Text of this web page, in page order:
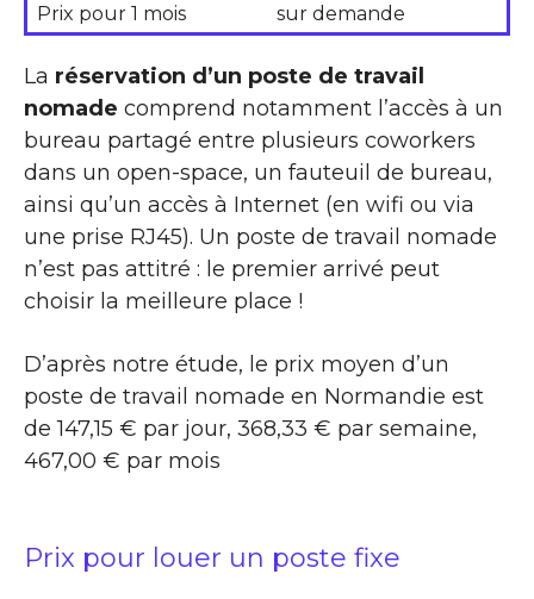
Prix pour 1 mois
sur demande
La réservation d’un poste de travail
nomade comprend notamment l’accès à un
bureau partagé entre plusieurs coworkers
dans un open-space, un fauteuil de bureau,
ainsi qu’un accès à Internet (en wifi ou via
une prise RJ45). Un poste de travail nomade
n’est pas attitré : le premier arrivé peut
choisir la meilleure place !
D’après notre étude, le prix moyen d’un
poste de travail nomade en Normandie est
de 147,15 € par jour, 368,33 € par semaine,
467,00 € par mois
Prix pour louer un poste fixe